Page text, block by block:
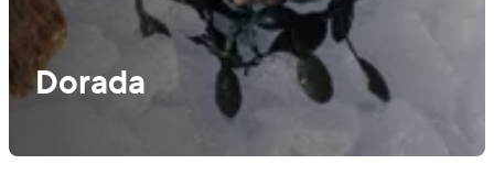
Dorada